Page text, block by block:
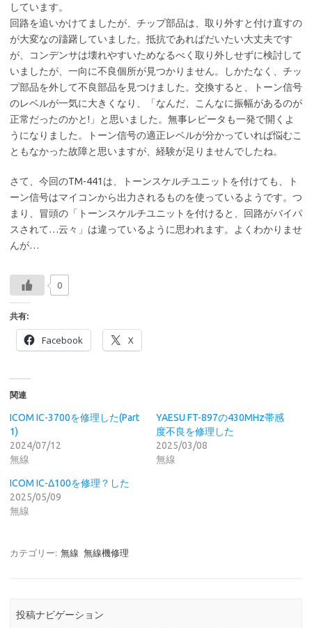
しています。
回路を追いかけてましたが、チップ部品は、取り外すと付け直すの
が大変なの躊躇していました。抵抗であればだいたい大丈夫です
が、コンデンサは壊れやすいためなるべく取り外しせずに検討して
いましたが、一向に不良個所が見つかりません。しかたなく、チッ
プ部品を外して不良部品を見つけました。交換すると、トーン信号
のレベルが一気に大きくなり、「なんだ、こんなに振幅があるのが
正常だったのかと!」と思いました。無事レピータも一発で開くよ
うになりました。トーン信号の適正レベルが分かっていれば悩むこ
ともなかった故障と思いますが、経験が足りませんでしたね。
さて、今回のTM-441は、トーンスケルチユニットを付けても、ト
ーン信号はマイコンから出力されるものを使っているようです。つ
まり、冒頭の「トーンスケルチユニットを付けると、回路がバイパ
スされて…云々」は違っているように思われます。よくわかりませ
んが…
0
共有:
Facebook X
関連
ICOM IC-3700を修理した(Part
1)
2024/07/12
無線
YAESU FT-897の430MHz帯感
度不良を修理した
2025/03/08
無線
ICOM IC-Δ100を修理？した
2025/05/09
無線
カテゴリー: 無線 無線機修理
投稿ナビゲーション